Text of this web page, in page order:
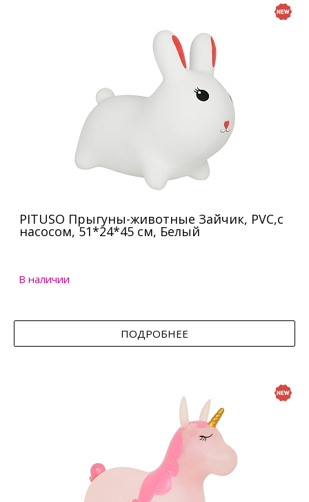
PITUSO Прыгуны-животные Зайчик, PVC,с
насосом, 51*24*45 см, Белый
В наличии
ПОДРОБНЕЕ